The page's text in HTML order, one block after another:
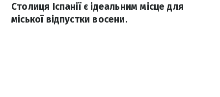
Столиця Іспанії є ідеальним місце для
міської відпустки восени.